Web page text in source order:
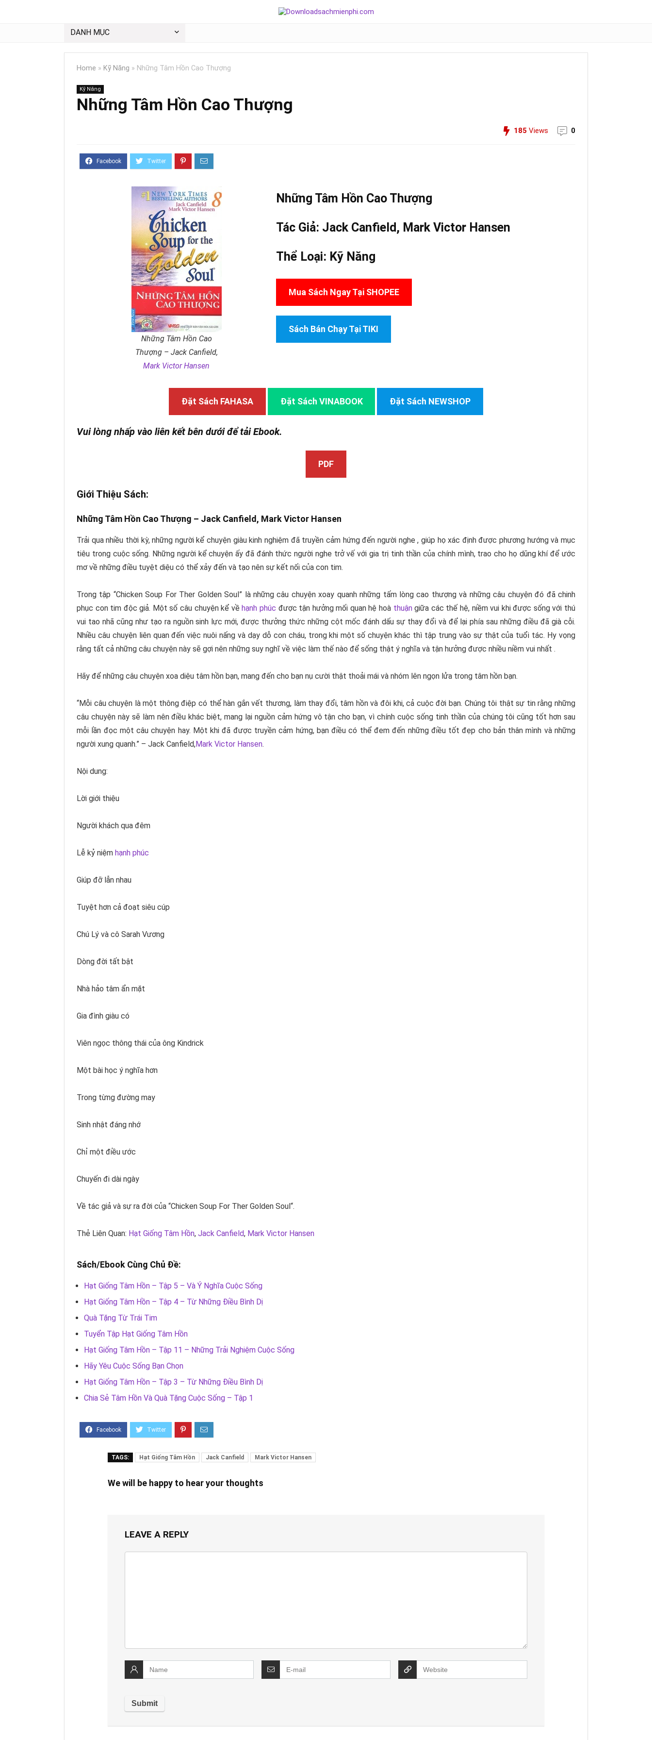
DANH MỤC
Home » Kỹ Năng » Những Tâm Hồn Cao Thượng
Kỹ Năng
Những Tâm Hồn Cao Thượng
185 Views 0
Những Tâm Hồn Cao
Thượng – Jack Canfield,
Mark Victor Hansen
Những Tâm Hồn Cao Thượng
Tác Giả: Jack Canfield, Mark Victor Hansen
Thể Loại: Kỹ Năng
Mua Sách Ngay Tại SHOPEE
Sách Bán Chạy Tại TIKI
Đặt Sách FAHASA Đặt Sách VINABOOK Đặt Sách NEWSHOP
Vui lòng nhấp vào liên kết bên dưới để tải Ebook.
PDF
Giới Thiệu Sách:
Những Tâm Hồn Cao Thượng – Jack Canfield, Mark Victor Hansen
Trải qua nhiều thời kỳ, những người kể chuyện giàu kinh nghiệm đã truyền cảm hứng đến người nghe , giúp họ xác định được phương hướng và mục
tiêu trong cuộc sống. Những người kể chuyện ấy đã đánh thức người nghe trở vế với gia trị tinh thần của chính mình, trao cho họ dũng khí để ước
mơ về những điều tuyệt diệu có thể xảy đến và tạo nên sự kết nối của con tim.
Trong tập “Chicken Soup For Ther Golden Soul” là những câu chuyện xoay quanh những tấm lòng cao thượng và những câu chuyện đó đã chinh
phục con tim độc giả. Một số câu chuyện kể vềhạnh phúc được tận hưởng mối quan hệ hoà thuậngiữa các thế hệ, niềm vui khi được sống với thú
vui tao nhã cũng như tạo ra nguồn sinh lực mới, được thưởng thức những cột mốc đánh dấu sự thay đổi và để lại phía sau những điều đã già cỗi.
Nhiều câu chuyện liên quan đến việc nuôi nấng và dạy dỗ con cháu, trong khi một số chuyện khác thì tập trung vào sự thật của tuổi tác. Hy vọng
rằng tất cả những câu chuyện này sẽ gợi nên những suy nghĩ về việc làm thế nào để sống thật ý nghĩa và tận hưởng được nhiều niềm vui nhất .
Hãy để những câu chuyện xoa diệu tâm hồn bạn, mang đến cho bạn nụ cười thật thoải mái và nhóm lên ngọn lửa trong tâm hồn bạn.
“Mỗi câu chuyện là một thông điệp có thể hàn gắn vết thương, làm thay đổi, tâm hồn và đôi khi, cả cuộc đời bạn. Chúng tôi thật sự tin rằng những
câu chuyện này sẽ làm nên điều khác biệt, mang lại nguồn cảm hứng vô tận cho bạn, vì chính cuộc sống tinh thần của chúng tôi cũng tốt hơn sau
mỗi lần đọc một câu chuyện hay. Một khi đã được truyền cảm hứng, bạn điều có thể đem đến những điều tốt đẹp cho bản thân mình và những
người xung quanh.” – Jack Canfield,Mark Victor Hansen.
Nội dung:
Lời giới thiệu
Người khách qua đêm
Lễ kỷ niệm hạnh phúc
Giúp đỡ lẫn nhau
Tuyệt hơn cả đoạt siêu cúp
Chú Lý và cô Sarah Vương
Dòng đời tất bật
Nhà hảo tâm ẩn mặt
Gia đình giàu có
Viên ngọc thông thái của ông Kindrick
Một bài học ý nghĩa hơn
Trong từng đường may
Sinh nhật đáng nhớ
Chỉ một điều ước
Chuyến đi dài ngày
Về tác giả và sự ra đời của “Chicken Soup For Ther Golden Soul“.
Thẻ Liên Quan: Hạt Giống Tâm Hồn, Jack Canfield, Mark Victor Hansen
Sách/Ebook Cùng Chủ Đề:
Hạt Giống Tâm Hồn – Tập 5 – Và Ý Nghĩa Cuộc Sống
Hạt Giống Tâm Hồn – Tập 4 – Từ Những Điều Bình Dị
Quà Tặng Từ Trái Tim
Tuyển Tập Hạt Giống Tâm Hồn
Hạt Giống Tâm Hồn – Tập 11 – Những Trải Nghiệm Cuộc Sống
Hãy Yêu Cuộc Sống Bạn Chọn
Hạt Giống Tâm Hồn – Tập 3 – Từ Những Điều Bình Dị
Chia Sẻ Tâm Hồn Và Quà Tặng Cuộc Sống – Tập 1
TAGS: Hạt Giống Tâm Hồn Jack Canfield Mark Victor Hansen
We will be happy to hear your thoughts
LEAVE A REPLY